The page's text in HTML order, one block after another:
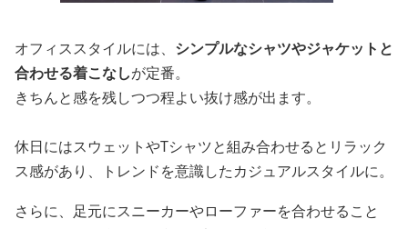
オフィススタイルには、 シンプルなシャツやジャケットと
合わせる着こなしが定番。
きちんと感を残しつつ程よい抜け感が出ます。
休日にはスウェットやTシャツと組み合わせるとリラック
ス感があり、トレンドを意識したカジュアルスタイルに。
さらに、足元にスニーカーやローファーを合わせること